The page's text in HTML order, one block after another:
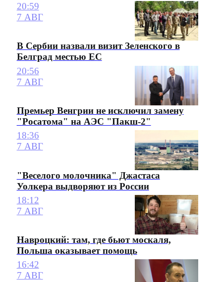
20:59
7 АВГ
В Сербии назвали визит Зеленского в
Белград местью ЕС
20:56
7 АВГ
Премьер Венгрии не исключил замену
"Росатома" на АЭС "Пакш-2"
18:36
7 АВГ
"Веселого молочника" Джастаса
Уолкера выдворяют из России
18:12
7 АВГ
Навроцкий: там, где бьют москаля,
Польша оказывает помощь
16:42
7 АВГ